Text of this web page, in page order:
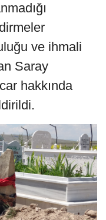
ve ihmali
Saray
hakkında